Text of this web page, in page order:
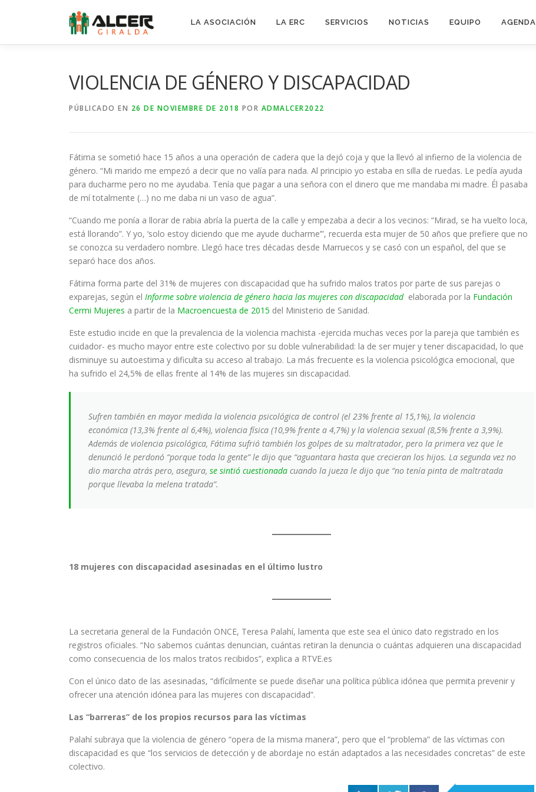
LA ASOCIACIÓN LA ERC SERVICIOS NOTICIAS EQUIPO AGENDA
VIOLENCIA DE GÉNERO Y DISCAPACIDAD
PÚBLICADO EN 26 DE NOVIEMBRE DE 2018 POR ADMALCER2022
Fátima se sometió hace 15 años a una operación de cadera que la dejó coja y que la llevó al infierno de la violencia de
género. “Mi marido me empezó a decir que no valía para nada. Al principio yo estaba en silla de ruedas. Le pedía ayuda
para ducharme pero no me ayudaba. Tenía que pagar a una señora con el dinero que me mandaba mi madre. Él pasaba
de mí totalmente (…) no me daba ni un vaso de agua”.
“Cuando me ponía a llorar de rabia abría la puerta de la calle y empezaba a decir a los vecinos: “Mirad, se ha vuelto loca,
está llorando”. Y yo, ‘solo estoy diciendo que me ayude ducharme’”, recuerda esta mujer de 50 años que prefiere que no
se conozca su verdadero nombre. Llegó hace tres décadas desde Marruecos y se casó con un español, del que se
separó hace dos años.
Fátima forma parte del 31% de mujeres con discapacidad que ha sufrido malos tratos por parte de sus parejas o
exparejas, según el Informe sobre violencia de género hacia las mujeres con discapacidadelaborada por la Fundación
Cermi Mujeres a partir de la Macroencuesta de 2015 del Ministerio de Sanidad.
Este estudio incide en que la prevalencia de la violencia machista -ejercida muchas veces por la pareja que también es
cuidador- es mucho mayor entre este colectivo por su doble vulnerabilidad: la de ser mujer y tener discapacidad, lo que
disminuye su autoestima y dificulta su acceso al trabajo. La más frecuente es la violencia psicológica emocional, que
ha sufrido el 24,5% de ellas frente al 14% de las mujeres sin discapacidad.
Sufren también en mayor medida la violencia psicológica de control (el 23% frente al 15,1%), la violencia
económica (13,3% frente al 6,4%), violencia física (10,9% frente a 4,7%) y la violencia sexual (8,5% frente a 3,9%).
Además de violencia psicológica, Fátima sufrió también los golpes de su maltratador, pero la primera vez que le
denunció le perdonó “porque toda la gente” le dijo que “aguantara hasta que crecieran los hijos. La segunda vez no
dio marcha atrás pero, asegura, se sintió cuestionada cuando la jueza le dijo que “no tenía pinta de maltratada
porque llevaba la melena tratada”.
18 mujeres con discapacidad asesinadas en el último lustro
La secretaria general de la Fundación ONCE, Teresa Palahí, lamenta que este sea el único dato registrado en los
registros oficiales. “No sabemos cuántas denuncian, cuántas retiran la denuncia o cuántas adquieren una discapacidad
como consecuencia de los malos tratos recibidos”, explica a RTVE.es
Con el único dato de las asesinadas, “difícilmente se puede diseñar una política pública idónea que permita prevenir y
ofrecer una atención idónea para las mujeres con discapacidad”.
Las “barreras” de los propios recursos para las víctimas
Palahí subraya que la violencia de género “opera de la misma manera”, pero que el “problema” de las víctimas con
discapacidad es que “los servicios de detección y de abordaje no están adaptados a las necesidades concretas” de este
colectivo.